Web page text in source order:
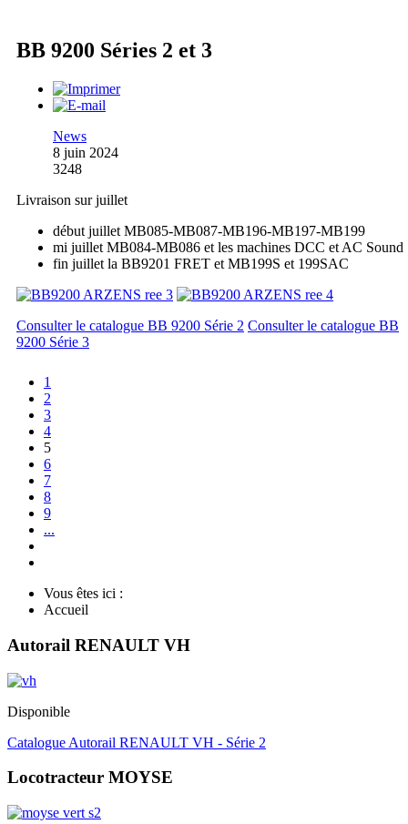
BB 9200 Séries 2 et 3
News
8 juin 2024
3248
Livraison sur juillet
début juillet MB085-MB087-MB196-MB197-MB199
mi juillet MB084-MB086 et les machines DCC et AC Sound
fin juillet la BB9201 FRET et MB199S et 199SAC
Consulter le catalogue BB 9200 Série 2 Consulter le catalogue BB
9200 Série 3
1
2
3
4
5
6
7
8
9
...
Vous êtes ici :
Accueil
Autorail RENAULT VH
Disponible
Catalogue Autorail RENAULT VH - Série 2
Locotracteur MOYSE